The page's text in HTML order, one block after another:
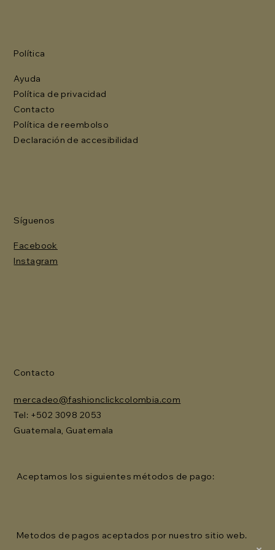
Política
Ayuda
Política de privacidad
Contacto
Política de reembolso
Declaración de accesibilidad
Síguenos
Facebook
Instagram
Contacto
mercadeo@fashionclickcolombia.com
Tel: ‪+502 3098 2053‬
Guatemala, Guatemala
Aceptamos los siguientes métodos de pago:
Metodos de pagos aceptados por nuestro sitio web.